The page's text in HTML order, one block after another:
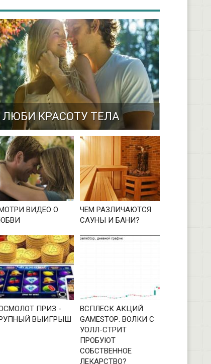
ЛЮБИ КРАСОТУ ТЕЛА
ВИДЕО О
ЧЕМ РАЗЛИЧАЮТСЯ
САУНЫ И БАНИ?
ПРИЗ -
ВЫИГРЫШ
ВСПЛЕСК АКЦИЙ
GAMESTOP: ВОЛКИ С
УОЛЛ-СТРИТ
ПРОБУЮТ
СОБСТВЕННОЕ
ЛЕКАРСТВО?